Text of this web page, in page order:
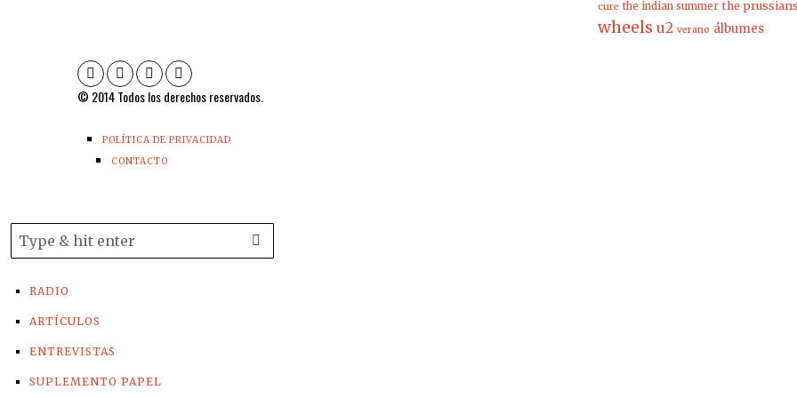
cure the indian summer the prussians
wheels u2 verano álbumes
© 2014 Todos los derechos reservados.
POLÍTICA DE PRIVACIDAD
CONTACTO
RADIO
ARTÍCULOS
ENTREVISTAS
SUPLEMENTO PAPEL